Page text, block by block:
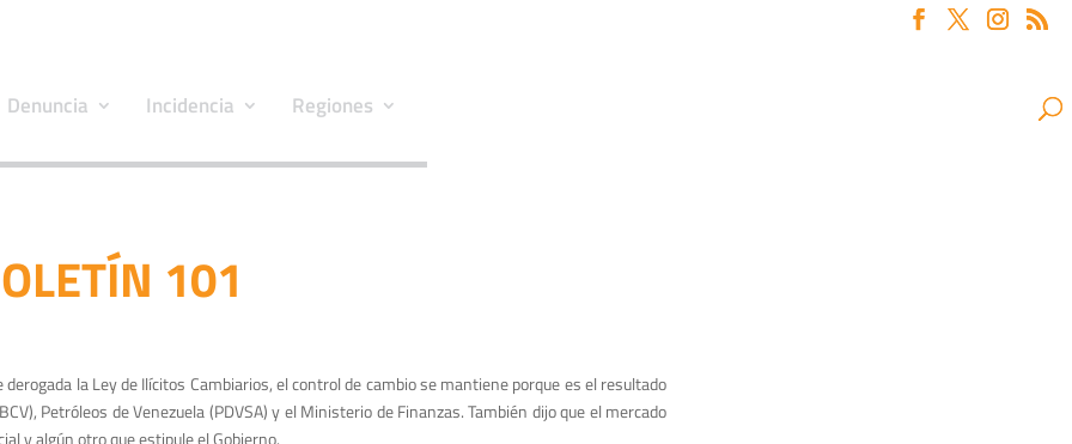
Denuncia Incidencia Regiones
101
la Ley de Ilícitos Cambiarios, el control de cambio se mantiene porque es el resultado
Petróleos de Venezuela (PDVSA) y el Ministerio de Finanzas. También dijo que el mercado
y algún otro que estipule el Gobierno.